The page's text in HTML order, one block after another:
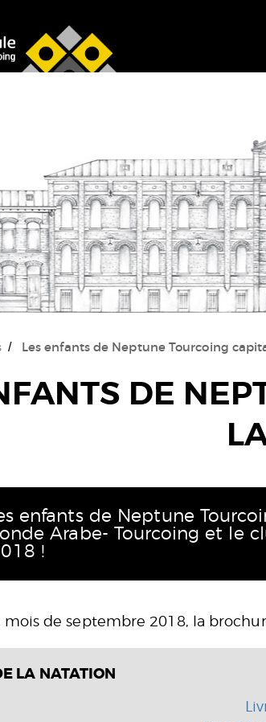
Les enfants de Neptune Tourcoing
DE
enfants de Neptune
Arabe- Tourcoing et le
!
mois de septembre 2018, la
LA NATATION